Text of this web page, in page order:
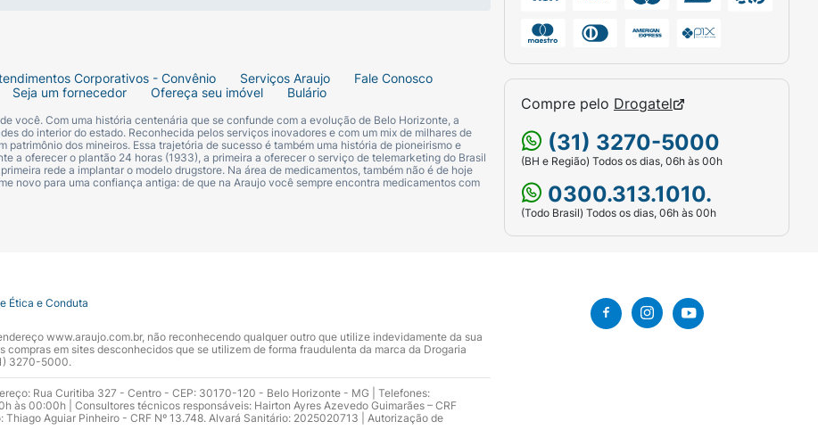
Corporativos - Convênio Serviços Araujo
Fale Conosco
Seja um fornecedor Ofereça seu imóvel Bulário
você. Com uma história centenária que se confunde com a evolução de Belo Horizonte, a
do interior do estado. Reconhecida pelos serviços inovadores e com um mix de milhares de
dos mineiros. Essa trajetória de sucesso é também uma história de pioneirismo e
a oferecer o plantão 24 horas (1933), a primeira a oferecer o serviço de telemarketing do Brasil
rede a implantar o modelo drugstore. Na área de medicamentos, também não é de hoje
novo para uma confiança antiga: de que na Araujo você sempre encontra medicamentos com
Compre pelo Drogatel
(31) 3270-5000
(BH e Região) Todos os dias, 06h às 00h
0300.313.1010.
(Todo Brasil) Todos os dias, 06h às 00h
Ética e Conduta
www.araujo.com.br, não reconhecendo qualquer outro que utilize indevidamente da sua
em sites desconhecidos que se utilizem de forma fraudulenta da marca da Drogaria
3270-5000.
Rua Curitiba 327 - Centro - CEP: 30170-120 - Belo Horizonte - MG | Telefones:
00:00h | Consultores técnicos responsáveis: Hairton Ayres Azevedo Guimarães – CRF
Thiago Aguiar Pinheiro - CRF Nº 13.748. Alvará Sanitário: 2025020713 | Autorização de